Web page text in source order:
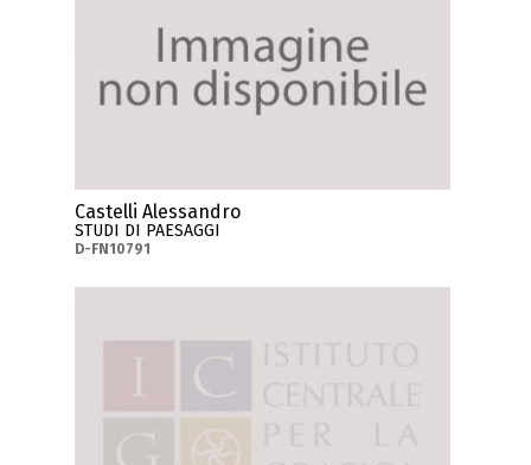
Castelli Alessandro
STUDI DI PAESAGGI
D-FN10791